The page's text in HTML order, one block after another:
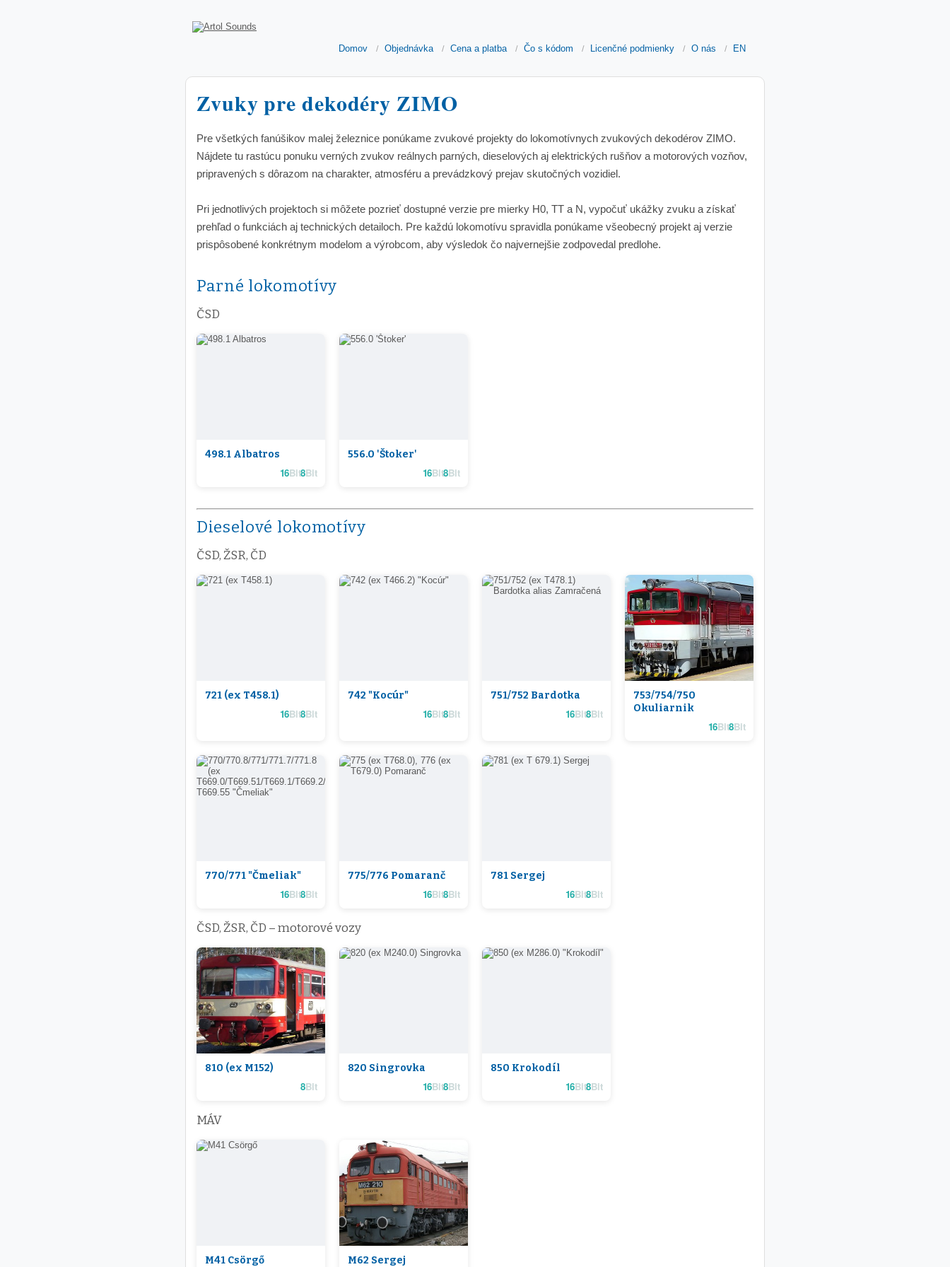
Domov Objednávka Cena a platba Čo s kódom Licenčné podmienky O nás EN
Zvuky pre dekodéry ZIMO
Pre všetkých fanúšikov malej železnice ponúkame zvukové projekty do lokomotívnych zvukových dekodérov ZIMO.
Nájdete tu rastúcu ponuku verných zvukov reálnych parných, dieselových aj elektrických rušňov a motorových vozňov,
pripravených s dôrazom na charakter, atmosféru a prevádzkový prejav skutočných vozidiel.
Pri jednotlivých projektoch si môžete pozrieť dostupné verzie pre mierky H0, TT a N, vypočuť ukážky zvuku a získať
prehľad o funkciách aj technických detailoch. Pre každú lokomotívu spravidla ponúkame všeobecný projekt aj verzie
prispôsobené konkrétnym modelom a výrobcom, aby výsledok čo najvernejšie zodpovedal predlohe.
Parné lokomotívy
ČSD
498.1 Albatros
16Bit8Bit
556.0 'Štoker'
16Bit8Bit
Dieselové lokomotívy
ČSD, ŽSR, ČD
721 (ex T458.1)
16Bit8Bit
742 "Kocúr"
16Bit8Bit
751/752 Bardotka
16Bit8Bit
753/754/750
Okuliarnik
16Bit8Bit
770/771 "Čmeliak"
16Bit8Bit
775/776 Pomaranč
16Bit8Bit
781 Sergej
16Bit8Bit
ČSD, ŽSR, ČD – motorové vozy
810 (ex M152)
8Bit
820 Singrovka
16Bit8Bit
850 Krokodíl
16Bit8Bit
MÁV
M41 Csörgő M62 Sergej